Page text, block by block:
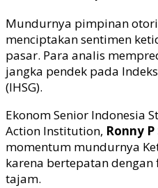
Mundurnya pimpinan
menciptakan sentimen
pasar. Para analis
jangka pendek pada
(IHSG).
Ekonom Senior Indonesia
Action Institution, Ronny
momentum mundurnya
karena bertepatan
tajam.